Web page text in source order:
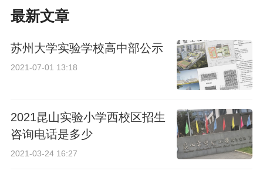
最新文章
苏州大学实验学校高中部公示
2021-07-01 13:18
2021昆山实验小学西校区招生
咨询电话是多少
2021-03-24 16:27